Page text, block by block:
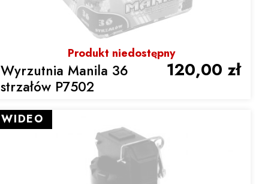
Produkt niedostępny
Wyrzutnia Manila 36
strzałów P7502
120,00 zł
WIDEO